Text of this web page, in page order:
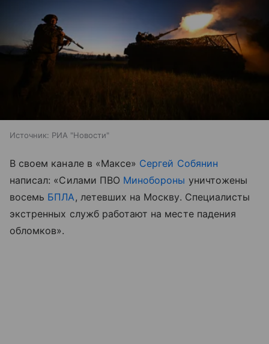
Источник: РИА "Новости"
В своем канале в «Максе» Сергей Собянин
написал: «Силами ПВО Минобороны уничтожены
восемь БПЛА, летевших на Москву. Специалисты
экстренных служб работают на месте падения
обломков».